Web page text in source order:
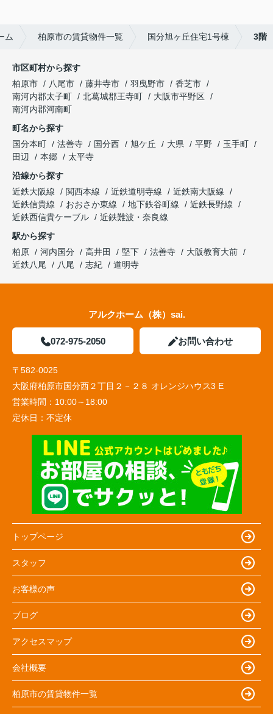
ム 柏原市の賃貸物件一覧 国分旭ヶ丘住宅1号棟 3階
市区町村から探す
柏原市
八尾市 藤井寺市 羽曳野市
香芝市
南河内郡太子町
北葛城郡王寺町
大阪市平野区
南河内郡河南町
町名から探す
国分本町
法善寺 国分西 旭ケ丘 大県 平野
玉手町
田辺
本郷
太平寺
沿線から探す
近鉄大阪線
関西本線 近鉄道明寺線
近鉄南大阪線
近鉄信貴線
おおさか東線 地下鉄谷町線
近鉄長野線
近鉄西信貴ケーブル
近鉄難波・奈良線
駅から探す
柏原
河内国分 高井田 堅下 法善寺
大阪教育大前
近鉄八尾
八尾 志紀 道明寺
アルクホーム（株）sai.
072-975-2050 お問い合わせ
〒582-0025
大阪府柏原市国分西２丁目２－２８ オレンジハウス3 E
営業時間： 10:00～18:00
定休日： 不定休
トップページ
スタッフ
お客様の声
ブログ
アクセスマップ
会社概要
柏原市の賃貸物件一覧